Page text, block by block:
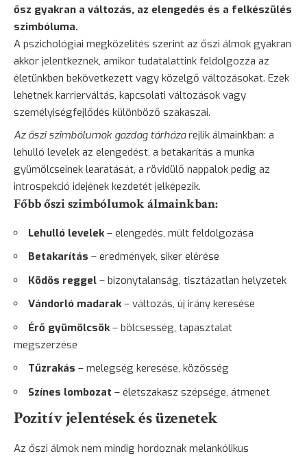
ősz gyakran a változás, az elengedés és a felkészülés
szimbóluma.
A pszichológiai megközelítés szerint az őszi álmok gyakran
akkor jelentkeznek, amikor tudatalattink feldolgozza az
életünkben bekövetkezett vagy közelgő változásokat. Ezek
lehetnek karrierváltás, kapcsolati változások vagy
személyiségfejlődés különböző szakaszai.
Az őszi szimbólumok gazdag tárházarejlik álmainkban: a
lehulló levelek az elengedést, a betakarítás a munka
gyümölcseinek learatását, a rövidülő nappalok pedig az
introspekció idejének kezdetét jelképezik.
Főbb őszi szimbólumok álmainkban:
Lehulló levelek– elengedés, múlt feldolgozása
Betakarítás – eredmények, siker elérése
Ködös reggel – bizonytalanság, tisztázatlan helyzetek
Vándorló madarak– változás, új irány keresése
Érő gyümölcsök– bölcsesség, tapasztalat
megszerzése
Tűzrakás – melegség keresése, közösség
Színes lombozat – életszakasz szépsége, átmenet
Pozitív jelentések és üzenetek
Az őszi álmok nem mindig hordoznak melankólikus